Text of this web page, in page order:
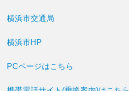
横浜市交通局
横浜市HP
PCページはこちら